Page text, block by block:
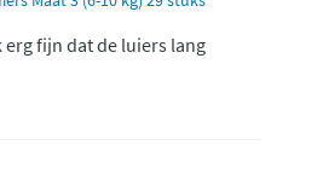
fijn dat de luiers lang